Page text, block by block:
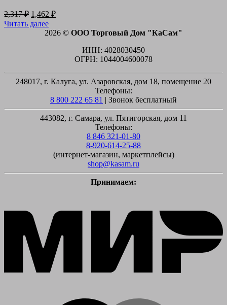
2,317₽ Первоначальная
цена
составляла
1,462 ₽Текущая
1,462 ₽.
Читать далее
2026 © ООО Торговый Дом "КаСам"
ИНН: 4028030450
ОГРН: 1044004600078
248017, г. Калуга, ул. Азаровская, дом 18, помещение 20
Телефоны:
8 800 222 65 81 | Звонок бесплатный
443082, г. Самара, ул. Пятигорская, дом 11
Телефоны:
8 846 321-01-80
8-920-614-25-88
(интернет-магазин, маркетплейсы)
shop@kasam.ru
Принимаем: